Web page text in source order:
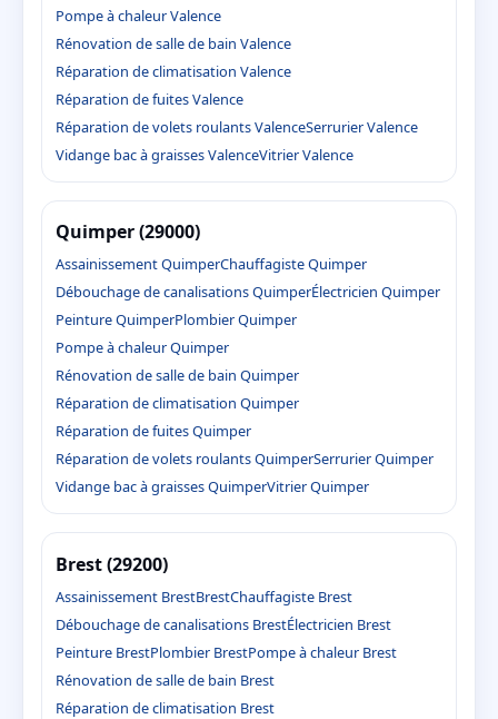
Pompe à chaleur Valence
Rénovation de salle de bain Valence
Réparation de climatisation Valence
Réparation de fuites Valence
Réparation de volets roulants ValenceSerrurier Valence
Vidange bac à graisses ValenceVitrier Valence
Quimper (29000)
Assainissement QuimperChauffagiste Quimper
Débouchage de canalisations QuimperÉlectricien Quimper
Peinture QuimperPlombier Quimper
Pompe à chaleur Quimper
Rénovation de salle de bain Quimper
Réparation de climatisation Quimper
Réparation de fuites Quimper
Réparation de volets roulants QuimperSerrurier Quimper
Vidange bac à graisses QuimperVitrier Quimper
Brest (29200)
Assainissement BrestBrestChauffagiste Brest
Débouchage de canalisations BrestÉlectricien Brest
Peinture BrestPlombier BrestPompe à chaleur Brest
Rénovation de salle de bain Brest
Réparation de climatisation Brest